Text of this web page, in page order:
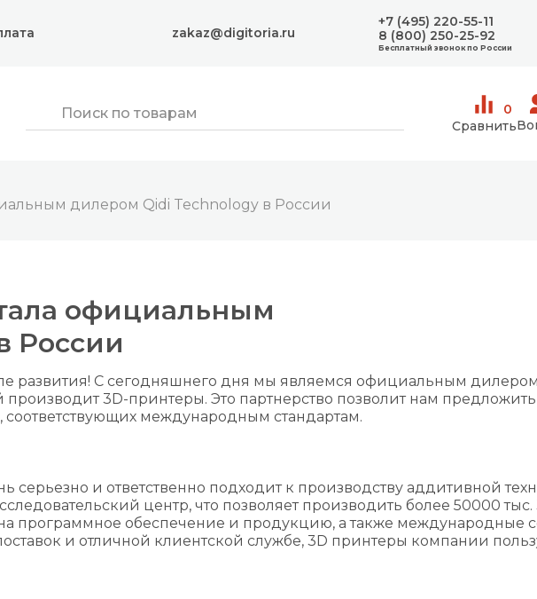
zakaz@digitoria.ru
+7 (495) 220-55-11
8 (800) 250-25-92
Бесплатный звонок по России
0
Сравнить
дилером Qidi Technology в России
официальным
России
развития! С сегодняшнего дня мы являемся официальным дилером
3D-принтеры. Это партнерство позволит нам
международным стандартам.
серьезно и ответственно подходит к производству аддитивной
центр, что позволяет производить более 50000 тыс.
программное обеспечение и продукцию, а также международные
и отличной клиентской службе, 3D принтеры компании